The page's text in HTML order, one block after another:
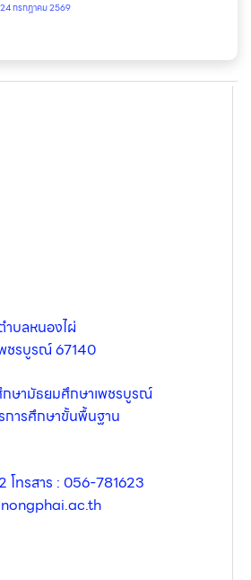
24 กรกฎาคม 2569
บลหนองไผ่
ชรบูรณ์ 67140
ษามัธยมศึกษาเพชรบูรณ์
ารศึกษาขั้นพื้นฐาน
โทรสาร : 056-781623